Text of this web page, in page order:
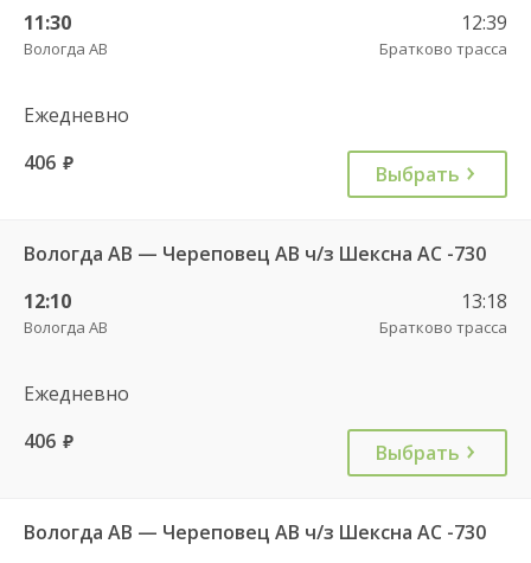
11:30
Вологда АВ
12:39
Братково трасса
Ежедневно
406 руб. Выбрать
Вологда АВ — Череповец АВ ч/з Шексна АC -730
12:10
Вологда АВ
13:18
Братково трасса
Ежедневно
406 руб. Выбрать
Вологда АВ — Череповец АВ ч/з Шексна АC -730